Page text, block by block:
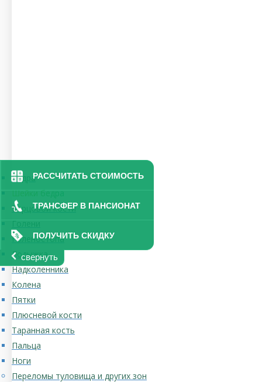
РАССЧИТАТЬ СТОИМОСТЬ
ТРАНСФЕР В ПАНСИОНАТ
ПОЛУЧИТЬ СКИДКУ
свернуть
Бедра
Шейки бедра
Берцовой кости
Голени
Голеностопа
Лодыжка
Надколенника
Колена
Пятки
Плюсневой кости
Таранная кость
Пальца
Ноги
Переломы туловища и других зон